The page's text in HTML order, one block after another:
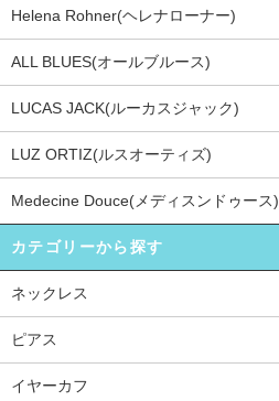
Helena Rohner(ヘレナローナー)
ALL BLUES(オールブルース)
LUCAS JACK(ルーカスジャック)
LUZ ORTIZ(ルスオーティズ)
Medecine Douce(メディスンドゥース)
カテゴリーから探す
ネックレス
ピアス
イヤーカフ